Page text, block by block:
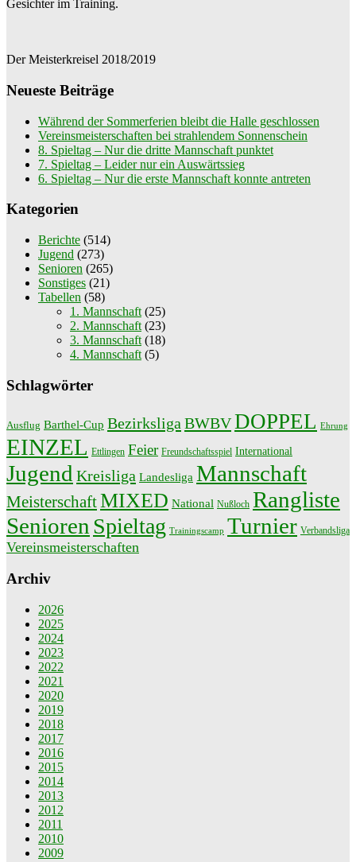
Gesichter im Training.
Der Meisterkreisel 2018/2019
Neueste Beiträge
Während der Sommerferien bleibt die Halle geschlossen
Vereinsmeisterschaften bei strahlendem Sonnenschein
8. Spieltag – Nur die dritte Mannschaft punktet
7. Spieltag – Leider nur ein Auswärtssieg
6. Spieltag – Nur die erste Mannschaft konnte antreten
Kategorien
Berichte (514)
Jugend (273)
Senioren (265)
Sonstiges (21)
Tabellen (58)
1. Mannschaft (25)
2. Mannschaft (23)
3. Mannschaft (18)
4. Mannschaft (5)
Schlagwörter
Ausflug Barthel-Cup Bezirksliga BWBVDOPPEL Ehrung
EINZEL Ettlingen Feier Freundschaftsspiel International
Jugend Kreisliga Landesliga Mannschaft
MeisterschaftMIXED National Nußloch Rangliste
Senioren Spieltag Trainingscamp Turnier Verbandsliga
Vereinsmeisterschaften
Archiv
2026
2025
2024
2023
2022
2021
2020
2019
2018
2017
2016
2015
2014
2013
2012
2011
2010
2009